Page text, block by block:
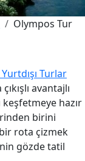
Olympos Tur
Yurtdışı Turlar
avantajlı
hazır
birini
rota çizmek
gözde tatil